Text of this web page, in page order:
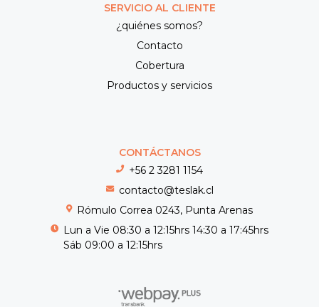
SERVICIO AL CLIENTE
¿quiénes somos?
Contacto
Cobertura
Productos y servicios
CONTÁCTANOS
+56 2 3281 1154
contacto@teslak.cl
Rómulo Correa 0243, Punta Arenas
Lun a Vie 08:30 a 12:15hrs 14:30 a 17:45hrs
Sáb 09:00 a 12:15hrs